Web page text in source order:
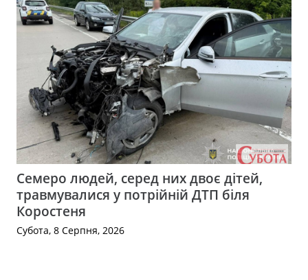
Семеро людей, серед них двоє дітей,
травмувалися у потрійній ДТП біля
Коростеня
Субота, 8 Серпня, 2026